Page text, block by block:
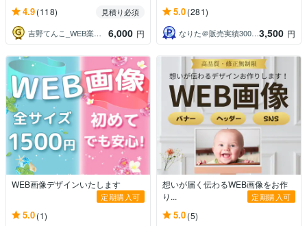
4.9(118)
見積り必須
吉野てんこ_WEB業界7年目デザイナー
6,000 円
5.0(281)
なりた＠販売実績300件突破！ 3,500 円
WEB画像デザインいたします
定期購入可
5.0(1)
想いが届く伝わるWEB画像をお作
り...
定期購入可
5.0(5)